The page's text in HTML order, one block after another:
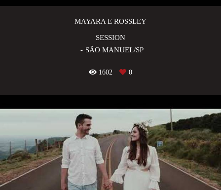
MAYARA E ROSSLEY
SESSION
SÃO MANUEL/SP
1602 0